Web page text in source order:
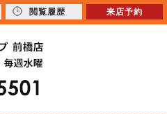
閲覧履歴 来店予約